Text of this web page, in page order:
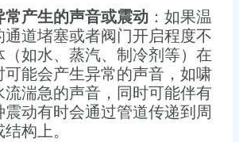
常产生的声音或震动：如果温
通道堵塞或者阀门开启程度不
（如水、蒸汽、制冷剂等）在
可能会产生异常的声音，如啸
流湍急的声音，同时可能伴有
震动有时会通过管道传递到周
构上。